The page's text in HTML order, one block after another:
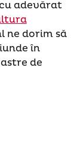
adevărat
ne dorim să
în
de